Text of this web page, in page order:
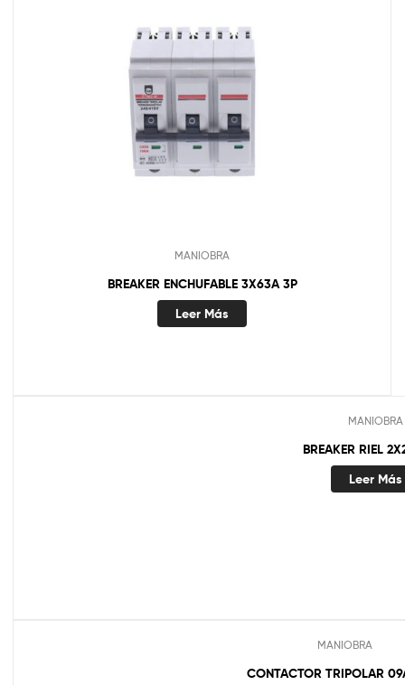
MANIOBRA
BREAKER ENCHUFABLE 3X63A 3P
Leer Más
MANIOBRA
BREAKER RIEL
Leer Más
MANIOBRA
CONTACTOR TRIPOLAR